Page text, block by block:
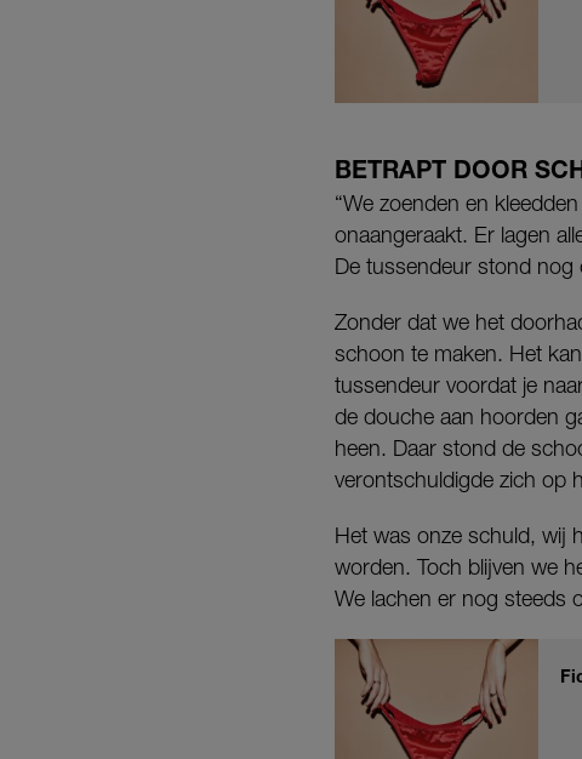
BETRAPT DOOR
“We zoenden en
onaangeraakt. Er lagen
De tussendeur stond nog
Zonder dat we het
schoon te maken. Het
tussendeur voordat je
de douche aan hoorden
heen. Daar stond de
verontschuldigde zich op
Het was onze schuld, wij
worden. Toch blijven we
We lachen er nog steeds